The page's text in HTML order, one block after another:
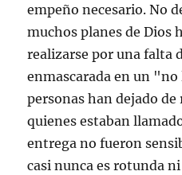
empeño necesario. No
muchos planes de Dios
realizarse por una falta
enmascarada en un
personas han dejado
quienes estaban
entrega no fueron
casi nunca es rotunda